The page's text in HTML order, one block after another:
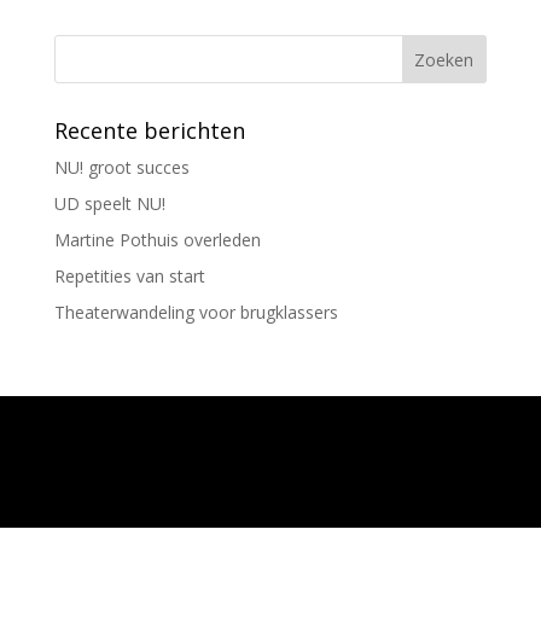
Recente berichten
NU! groot succes
UD speelt NU!
Martine Pothuis overleden
Repetities van start
Theaterwandeling voor brugklassers